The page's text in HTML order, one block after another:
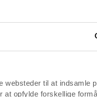
websteder til at indsamle
at opfylde forskellige